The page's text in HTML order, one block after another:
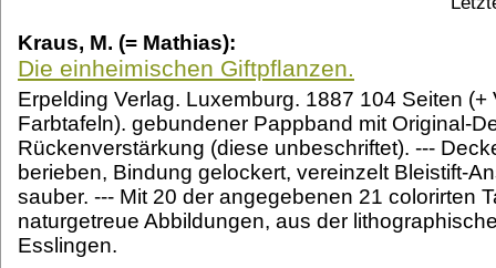
Kraus, M. (= Mathias):
Die einheimischen Giftpflanzen.
Erpelding Verlag. Luxemburg. 1887 104 Seiten (+
Farbtafeln). gebundener Pappband mit Original-
Rückenverstärkung (diese unbeschriftet). ---
berieben, Bindung gelockert, vereinzelt Bleistift-
sauber. --- Mit 20 der angegebenen 21 colorirten
naturgetreue Abbildungen, aus der
Esslingen.